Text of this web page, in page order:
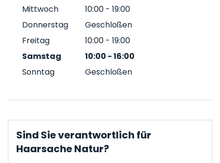
Mittwoch
10:00 - 19:00
Donnerstag
Geschloßen
Freitag
10:00 - 19:00
Samstag
10:00 -16:00
Sonntag
Geschloßen
Sind Sie verantwortlich für
Haarsache Natur?